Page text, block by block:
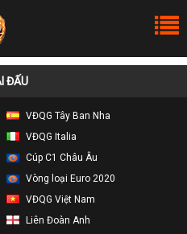
ĐẤU
VĐQG Tây Ban Nha
VĐQG Italia
Cúp C1 Châu Âu
Vòng loại Euro 2020
VĐQG Việt Nam
Liên Đoàn Anh